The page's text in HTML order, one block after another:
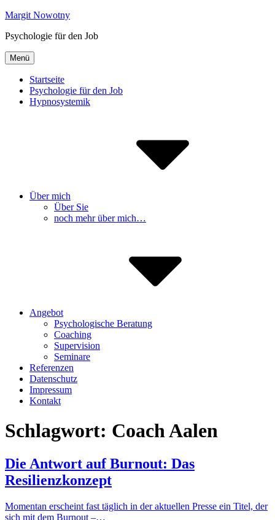
Inhalte
Margit Nowotny
Psychologie für den Job
Menü
Startseite
Psychologie für den Job
Hypnosystemik
Über mich
Über Sie
noch mehr über mich…
Angebot
Psychologische Beratung
Coaching
Supervision
Seminare
Referenzen
Datenschutz
Impressum
Kontakt
Schlagwort: Coach Aalen
Die Antwort auf Burnout: Das
Resilienzkonzept
Momentan erscheint fast täglich in der aktuellen Presse ein Titel, der
sich mit dem Burnout –…